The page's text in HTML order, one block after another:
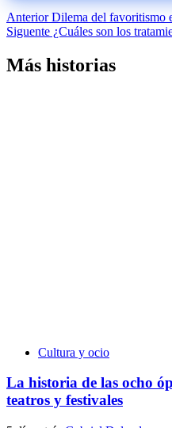
Navegación
de
entradas
AnteriorDilema del favoritismo
Siguente ¿Cuáles son los
Más historias
Cultura y ocio
La historia de las ocho
teatros y festivales